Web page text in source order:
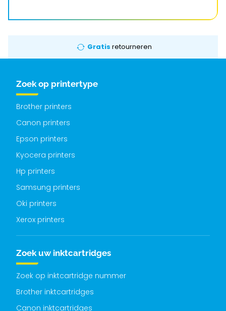
Gratis retourneren
Zoek op printertype
Brother printers
Canon printers
Epson printers
Kyocera printers
Hp printers
Samsung printers
Oki printers
Xerox printers
Zoek uw inktcartridges
Zoek op inktcartridge nummer
Brother inktcartridges
Canon inktcartridges